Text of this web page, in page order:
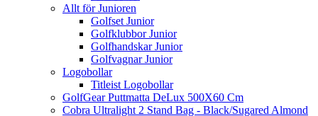
Allt för Junioren
Golfset Junior
Golfklubbor Junior
Golfhandskar Junior
Golfvagnar Junior
Logobollar
Titleist Logobollar
GolfGear Puttmatta DeLux 500X60 Cm
Cobra Ultralight 2 Stand Bag - Black/Sugared Almond